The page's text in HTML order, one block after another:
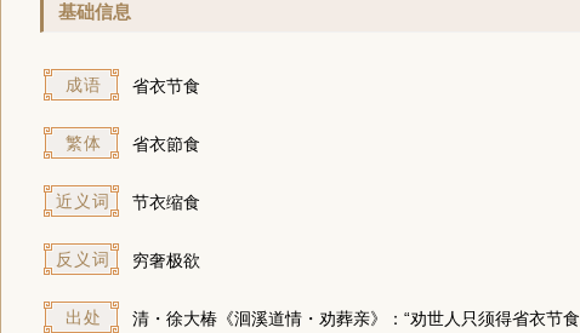
基础信息
成语 省衣节食
繁体 省衣節食
近义词 节衣缩食
反义词 穷奢极欲
出处 清・徐大椿《洄溪道情・劝葬亲》：“劝世人只须得省衣节食